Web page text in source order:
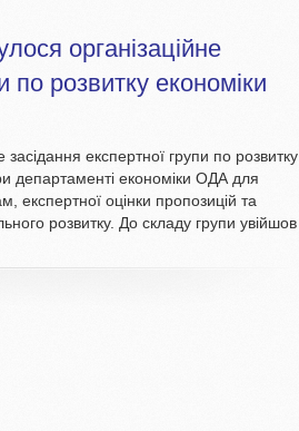
органiзацiйне
по розвитку економiки
експертної групи по розвитку
департаментi економiки ОДА для
експертної оцiнки пропозицiй та
розвитку. До складу групи увiйшов